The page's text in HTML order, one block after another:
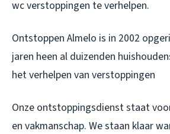
wc verstoppingen te verhelpen.
Ontstoppen Almelo is in 2002
jaren heen al duizenden
het verhelpen van verstoppingen
Onze ontstoppingsdienst staat
en vakmanschap. We staan klaar